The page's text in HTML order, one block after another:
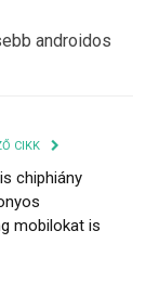
androidos
CIKK
chiphiány
mobilokat is